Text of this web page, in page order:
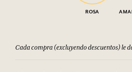
ROSA
Cada compra (excluyendo descuentos) le